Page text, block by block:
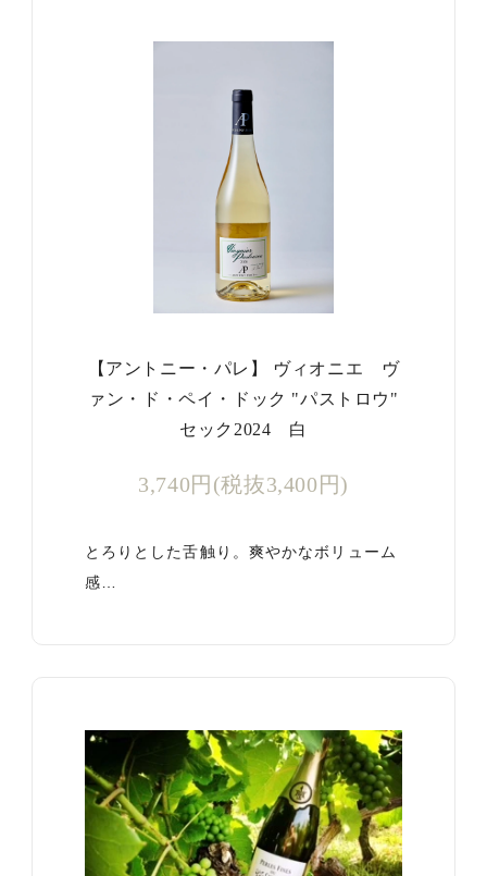
【アントニー・パレ】 ヴィオニエ ヴ
ァン・ド・ペイ・ドック "パストロウ"
セック2024 白
3,740円(税抜3,400円)
とろりとした舌触り。爽やかなボリューム
感…